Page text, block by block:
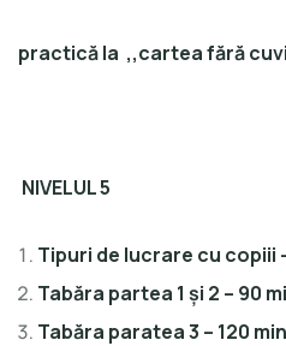
practică la ,,cartea fără
NIVELUL 5
Tipuri de lucrare cu copiii
Tabăra partea 1 și 2 – 90
Tabăra paratea 3 – 120